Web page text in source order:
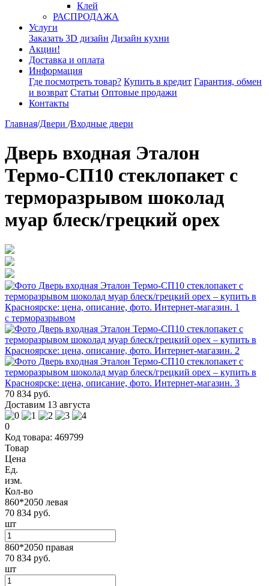
Клей
РАСПРОДАЖА
Услуги
Заказать 3D дизайн Дизайн кухни
Акции!
Доставка и оплата
Информация
Где посмотреть товар? Купить в кредит Гарантия, обмен
и возврат Статьи Оптовые продажи
Контакты
Главная/Двери /Входные двери
Дверь входная Эталон
Термо-СП10 стеклопакет с
терморазрывом шоколад
муар блеск/грецкий орех
с терморазрывом
70 834 руб.
Доставим 13 августа
0
Код товара: 469799
Товар
Цена
Ед.
изм.
Кол-во
860*2050 левая
70 834 руб.
шт
860*2050 правая
70 834 руб.
шт